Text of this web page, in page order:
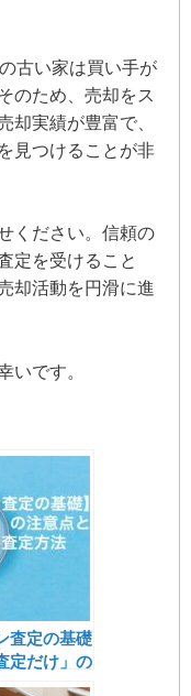
古い家は買い手が
のため、売却をス
却実績が豊富で、
見つけることが非
ください。信頼の
定を受けること
却活動を円滑に進
いです。
査定の基礎
定だけ」の
すすめの査